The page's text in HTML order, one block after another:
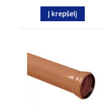
Į krepšelį